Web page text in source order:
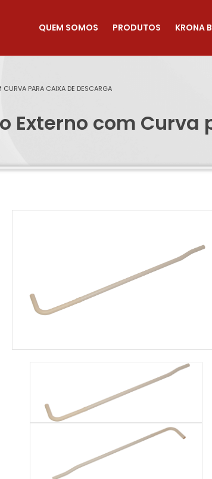
QUEM SOMOS PRODUTOS KRONA
PARA CAIXA DE DESCARGA
Externo com